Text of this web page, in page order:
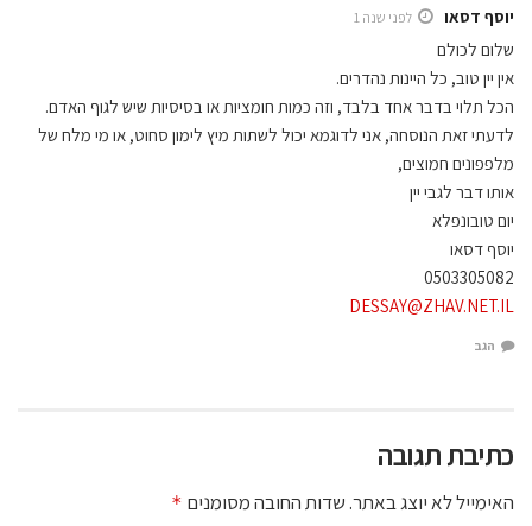
יוסף דסאו לפני שנה 1
שלום לכולם
אין יין טוב, כל היינות נהדרים.
הכל תלוי בדבר אחד בלבד, וזה כמות חומציות או בסיסיות שיש לגוף האדם.
לדעתי זאת הנוסחה, אני לדוגמא יכול לשתות מיץ לימון סחוט, או מי מלח של
מלפפונים חמוצים,
אותו דבר לגבי יין
יום טובונפלא
יוסף דסאו
0503305082
DESSAY@ZHAV.NET.IL
הגב
כתיבת תגובה
האימייל לא יוצג באתר.שדות החובה מסומנים *